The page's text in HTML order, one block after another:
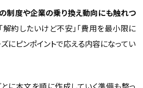
してしまったケース
が端末残債が残っているケース
制度や企業の乗り換え動向にも触れつ
解約したいけど不安」「費用を最小限に
にピンポイントで応える内容になってい